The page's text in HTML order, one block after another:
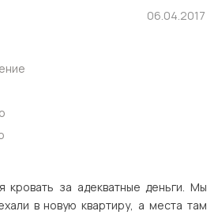
06.04.2017
кровать за адекватные деньги. Мы
в новую квартиру, а места там